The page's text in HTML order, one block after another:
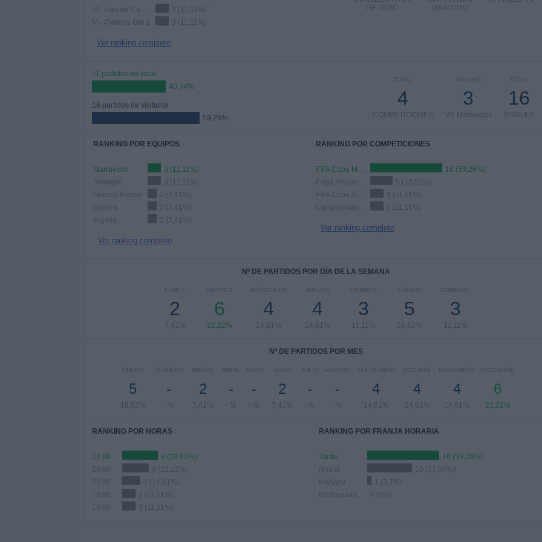
3 (11,11%)
M+ #Vamos Bar 2
3 (11,11%)
Ver ranking completo
GRATUÍTO
DE PAGO
11 partidos en local
40,74%
16 partidos de visitante
59,26%
TOTAL
16
RIVALES
MÁXIMO
3
VS Marruecos
TOTAL
4
COMPETICIONES
RANKING POR EQUIPOS
Marruecos
3 (11,11%)
Senegal
3 (11,11%)
Guinea Bissau
2 (7,41%)
Guinea
2 (7,41%)
Argelia
2 (7,41%)
Ver ranking completo
RANKING POR COMPETICIONES
FIFA Copa Mundial 2026
16 (59,26%)
5 (18,52%)
3 (11,11%)
3 (11,11%)
Ver ranking completo
Nº DE PARTIDOS POR DÍA DE LA SEMANA
LUNES
2
7,41%
MARTES
6
22,22%
MIÉRCOLES
4
14,81%
JUEVES
4
14,81%
VIERNES
3
11,11%
SÁBADO
5
18,52%
DOMINGO
3
11,11%
Nº DE PARTIDOS POR MES
ENERO
5
18,52%
FEBRERO
-
- %
MARZO
2
7,41%
ABRIL
-
- %
MAYO
-
- %
JUNIO
2
7,41%
JULIO
-
- %
AGOSTO
-
- %
SEPTIEMBRE
4
14,81%
OCTUBRE
4
14,81%
NOVIEMBRE
4
14,81%
DICIEMBRE
6
22,22%
RANKING POR HORAS
17:00
8 (29,63%)
20:00
6 (22,22%)
21:00
4 (14,81%)
15:00
3 (11,11%)
18:00
3 (11,11%)
RANKING POR FRANJA HORARIA
Tarde
16 (59,26%)
Noche
10 (37,04%)
Mañana
1 (3,7%)
Madrugada
0 (0%)